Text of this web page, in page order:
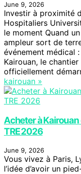
June 9, 2026
Investir à proximité
Hospitaliers
le moment Quand
ampleur sort de
événement médical
Kairouan, le
officiellement
kairouan »
Acheter à Kairouan
TRE 2026
June 9, 2026
Vous vivez à Paris,
l’idée d’avoir un